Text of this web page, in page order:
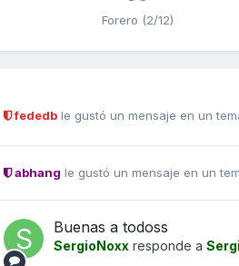
Forero (2/12)
fededb le gustó un mensaje en un
abhang le gustó un mensaje en un
Buenas a todoss
SergioNoxx responde a